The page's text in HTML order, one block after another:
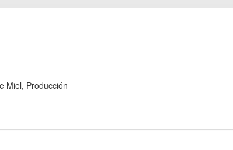
Miel, Producción